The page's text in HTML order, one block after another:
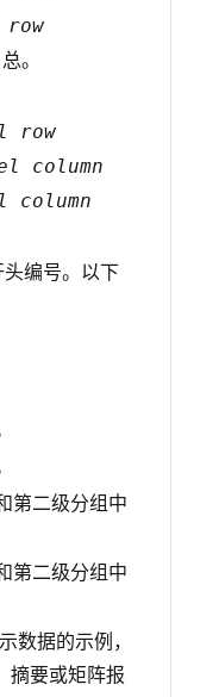
。
row
column
column
编号。以下
第二级分组中
第二级分组中
数据的示例，
摘要或矩阵报